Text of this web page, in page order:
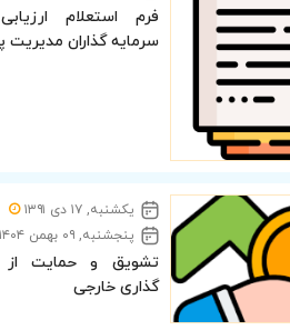
فرم استعلام
سرمایه گذاران مدیریت
یکشنبه, ۱۷ دی ۱۳۹۱
پنجشنبه, ۰۹ بهمن ۱۴۰۴
تشویق و حمایت از
گذاری خارجی